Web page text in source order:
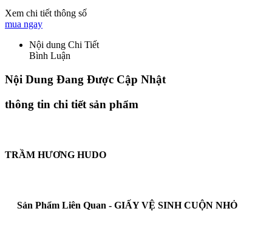
Xem chi tiết thông số
mua ngay
Nội dung Chi Tiết
Bình Luận
Nội Dung Đang Được Cập Nhật
thông tin chi tiết sản phẩm
TRẦM HƯƠNG HUDO
Sản Phẩm Liên Quan - GIẤY VỆ SINH CUỘN NHỎ